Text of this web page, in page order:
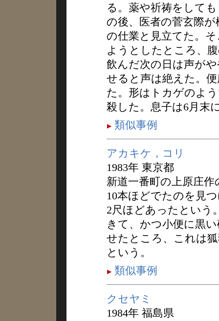
る。薬や祈祷をして
の後、医者の菅玄際
の仕業と見立てた。
ようとしたところ、
飲んだ次の日は声が
せると声は絶えた。
た。形はトカゲのよ
殺した。息子は6月末
類似事例
アカキケ，コリ
1983年 東京都
新道一番町の上原庄
10本ほどでたのを見
2尺ほどあったという
きて、かつ小便に黒
せたところ、これは
という。
類似事例
クセヤミ
1984年 福島県